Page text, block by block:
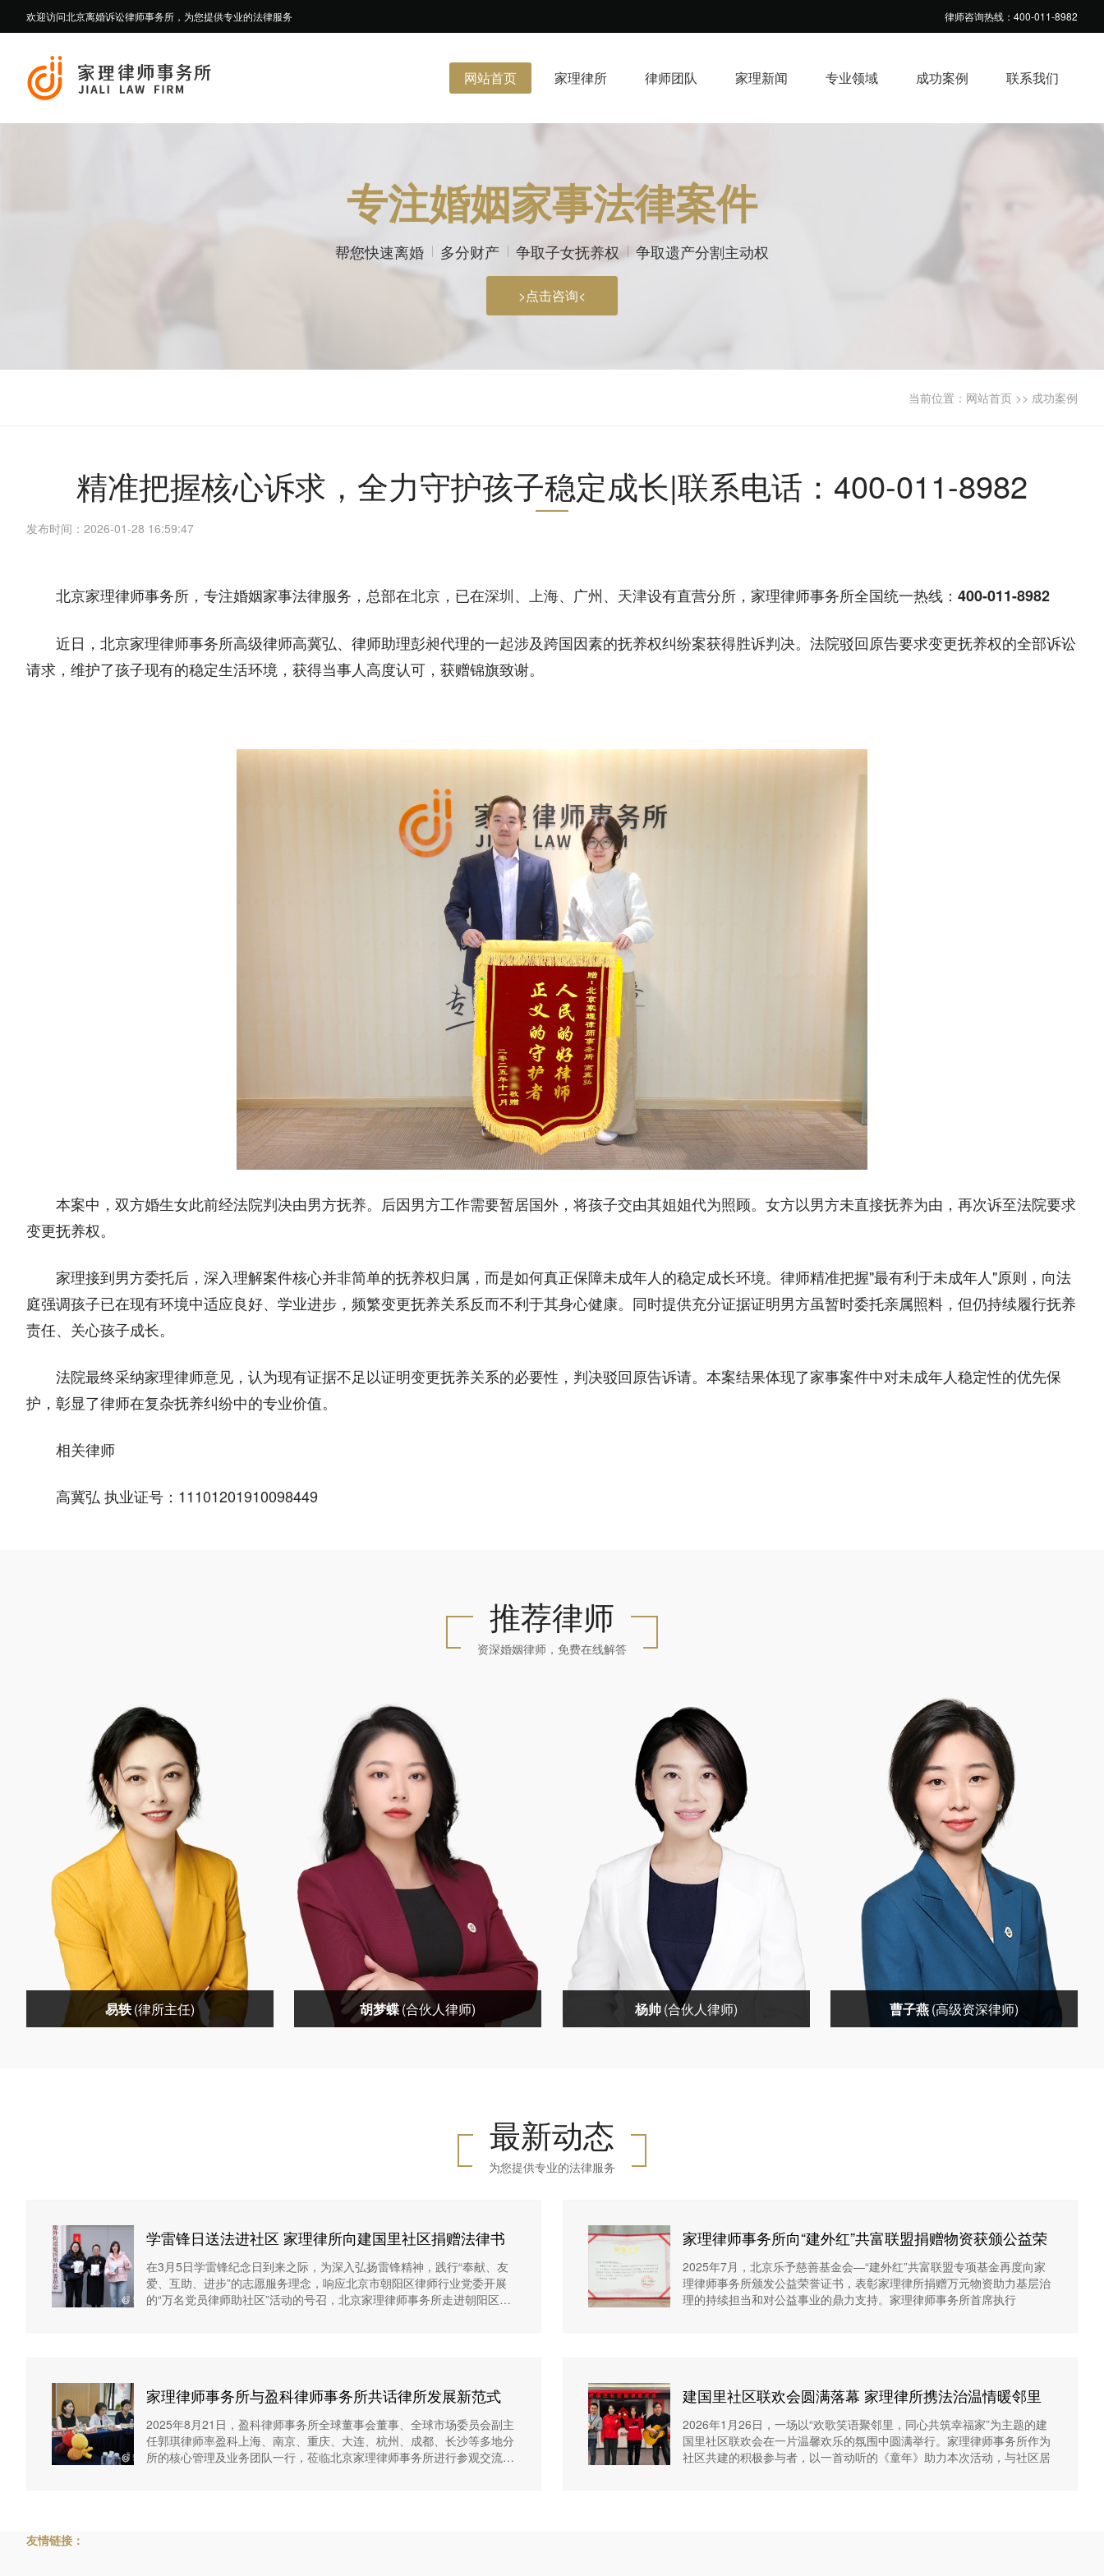
欢迎访问北京离婚诉讼律师事务所，为您提供专业的法律服务 律师咨询热线：400-011-8982
网站首页 家理律所 律师团队 家理新闻 专业领域 成功案例 联系我们
专注婚姻家事法律案件
帮您快速离婚 多分财产 争取子女抚养权 争取遗产分割主动权
>点击咨询<
当前位置： 网站首页 >> 成功案例
精准把握核心诉求，全力守护孩子稳定成长|联系电话：400-011-8982
发布时间：2026-01-28 16:59:47
北京家理律师事务所，专注婚姻家事法律服务，总部在北京 ，已在深圳、 上海、广州、 天津设有直营分所，家理律师事务所全国统一热线： 400-011-8982
近日，北京家理律师事务所高级律师高冀弘、律师助理彭昶代理的一起涉及跨国因素的抚养权纠纷案获得胜诉判决。法院驳回原告要求变更抚养权的全部诉讼
请求，维护了孩子现有的稳定生活环境，获得当事人高度认可，获赠锦旗致谢。
本案中，双方婚生女此前经法院判决由男方抚养。后因男方工作需要暂居国外，将孩子交由其姐姐代为照顾。女方以男方未直接抚养为由，再次诉至法院要求
变更抚养权。
家理接到男方委托后，深入理解案件核心并非简单的抚养权归属，而是如何真正保障未成年人的稳定成长环境。律师精准把握"最有利于未成年人"原则，向法
庭强调孩子已在现有环境中适应良好、学业进步，频繁变更抚养关系反而不利于其身心健康。同时提供充分证据证明男方虽暂时委托亲属照料，但仍持续履行抚养
责任、关心孩子成长。
法院最终采纳家理律师意见，认为现有证据不足以证明变更抚养关系的必要性，判决驳回原告诉请。本案结果体现了家事案件中对未成年人稳定性的优先保
护，彰显了律师在复杂抚养纠纷中的专业价值。
相关律师
高冀弘 执业证号：11101201910098449
推荐律师
资深婚姻律师，免费在线解答
易轶(律所主任)
联合会公益律师中国法学交流基金会婚
姻家庭研究专项基金顾问委员会主任人
民法院诉
立即咨询→
胡梦蝶(合伙人律师)
胡梦蝶(合伙人律师)
社会职务：家理律师事务所副主任中国
学院家族企业财富治理研究中心特约研
究员中央电视台《法律讲堂》主讲律师
中央电视台
杨帅(合伙人律师)
杨帅(合伙人律师)
社会职务：家理律师事务所广州分所主
《南华早报》特邀婚姻法律师工作经
历：婚姻家事专业型律师执业经验10年
曹子燕(高级资深律师)
大学法学院家族企业财富治理研究中心
特约研究员人民网“70年70问”大型全媒
体系列报
最新动态
为您提供专业的法律服务
学雷锋日送法进社区 家理律所向建国里社区捐赠法律书
籍
在3月5日学雷锋纪念日到来之际，为深入弘扬雷锋精神，践行“奉献、友
爱、互助、进步”的志愿服务理念，响应北京市朝阳区律师行业党委开展
的“万名党员律师助社区”活动的号召，北京家理律师事务所走进朝阳区建
家理律师事务所向“建外红”共富联盟捐赠物资获颁公益荣
誉证书
2025年7月，北京乐予慈善基金会—“建外红”共富联盟专项基金再度向家
理律师事务所颁发公益荣誉证书，表彰家理律所捐赠万元物资助力基层治
理的持续担当和对公益事业的鼎力支持。家理律师事务所首席执行
家理律师事务所与盈科律师事务所共话律所发展新范式
2025年8月21日，盈科律师事务所全球董事会董事、全球市场委员会副主
任郭琪律师率盈科上海、南京、重庆、大连、杭州、成都、长沙等多地分
所的核心管理及业务团队一行，莅临北京家理律师事务所进行参观交流，
建国里社区联欢会圆满落幕 家理律所携法治温情暖邻里
2026年1月26日，一场以“欢歌笑语聚邻里，同心共筑幸福家”为主题的建
国里社区联欢会在一片温馨欢乐的氛围中圆满举行。家理律师事务所作为
社区共建的积极参与者，以一首动听的《童年》助力本次活动，与社区居
友情链接：